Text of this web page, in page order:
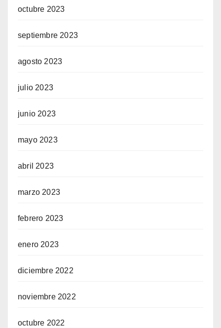
octubre 2023
septiembre 2023
agosto 2023
julio 2023
junio 2023
mayo 2023
abril 2023
marzo 2023
febrero 2023
enero 2023
diciembre 2022
noviembre 2022
octubre 2022